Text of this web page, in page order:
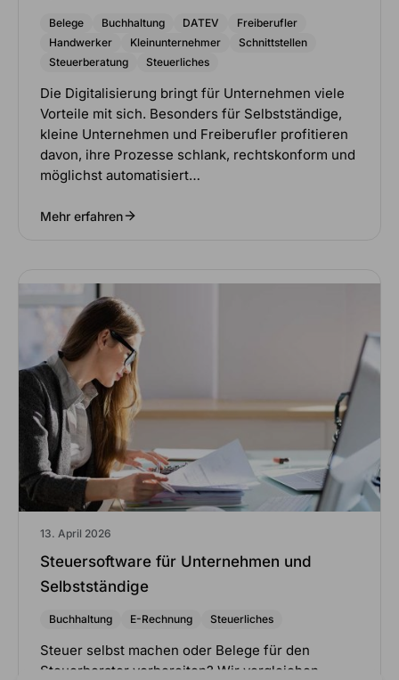
Belege Buchhaltung DATEV
Freiberufler
Handwerker
Kleinunternehmer
Schnittstellen
Steuerberatung
Steuerliches
Die Digitalisierung bringt für Unternehmen viele
Vorteile mit sich. Besonders für Selbstständige,
kleine Unternehmen und Freiberufler profitieren
davon, ihre Prozesse schlank, rechtskonform und
möglichst automatisiert…
Mehr erfahren
13. April 2026
Steuersoftware für Unternehmen und
Selbstständige
Buchhaltung E-Rechnung Steuerliches
Steuer selbst machen oder Belege für den
Steuerberater vorbereiten? Wir vergleichen